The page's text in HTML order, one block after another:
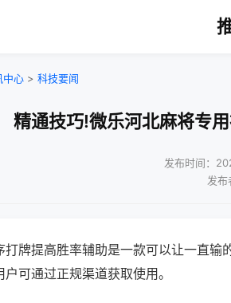
中心 > 科技要闻
精通技巧!微乐河北麻将专
发布时间：
发布
打牌提高胜率辅助是一款可以让一直输
户可通过正规渠道获取使用。